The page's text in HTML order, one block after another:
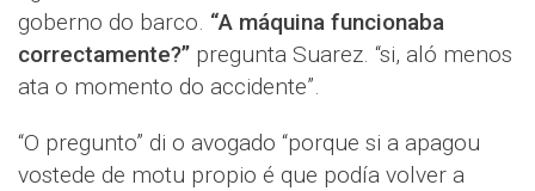
goberno do barco. “A máquina funcionaba
correctamente?” pregunta Suarez. “si, aló menos
ata o momento do accidente”.
“O pregunto” di o avogado “porque si a apagou
vostede de motu propio é que podía volver a